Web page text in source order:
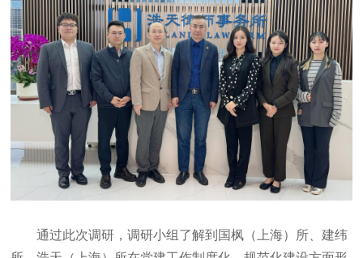
通过此次调研，调研小组了解到国枫（上海）所、建纬